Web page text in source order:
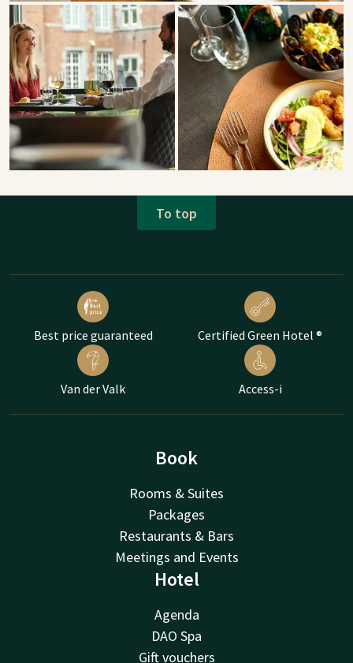
To top
Best price guaranteed Certified Green Hotel ®
Van der Valk Access-i
Book
Rooms & Suites
Packages
Restaurants & Bars
Meetings and Events
Hotel
Agenda
DAO Spa
Gift vouchers